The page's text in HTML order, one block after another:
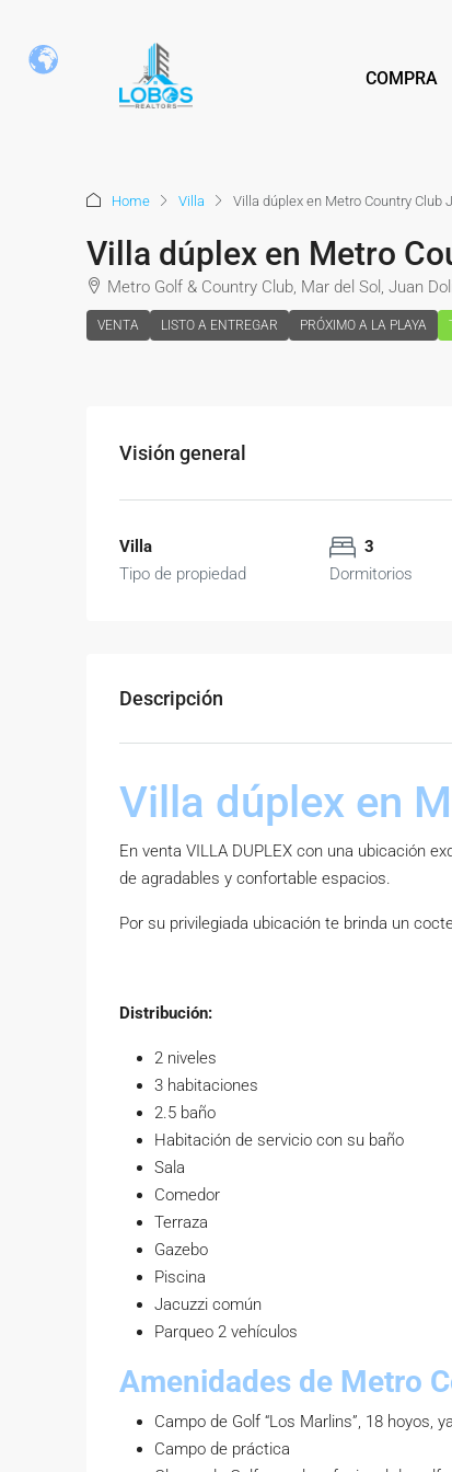
COMPRA
Home Villa Villa dúplex en Metro Country Club
Villa dúplex en Metro
Metro Golf & Country Club, Mar del Sol, Juan
VENTA LISTO A ENTREGAR PRÓXIMO A LA PLAYA
Visión general
Villa
Tipo de propiedad
3
Dormitorios
Descripción
Villa dúplex en
En venta VILLA DUPLEX con una ubicación
de agradables y confortable espacios.
Por su privilegiada ubicación te brinda un
Distribución:
2 niveles
3 habitaciones
2.5 baño
Habitación de servicio con su baño
Sala
Comedor
Terraza
Gazebo
Piscina
Jacuzzi común
Parqueo 2 vehículos
Amenidades de Metro
Campo de Golf “Los Marlins”, 18 hoyos,
Campo de práctica